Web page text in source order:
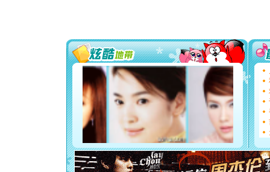
你太多，
要平安
[圣诞节]
能正大
都要快乐
[圣诞节]
如意,快
[元旦]
断电。
你是我
[元旦]如
起；二是
离。水晶